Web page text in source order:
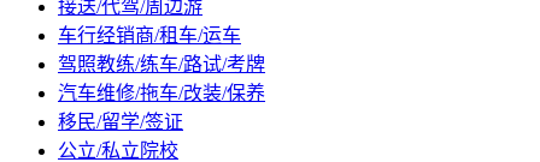
接送/代驾/周边游
车行经销商/租车/运车
驾照教练/练车/路试/考牌
汽车维修/拖车/改装/保养
移民/留学/签证
公立/私立院校